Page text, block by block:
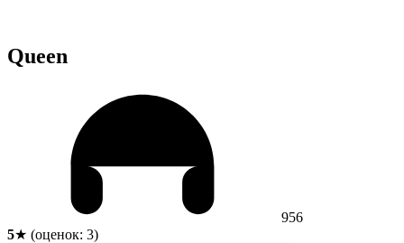
Queen
956
5★ (оценок: 3)